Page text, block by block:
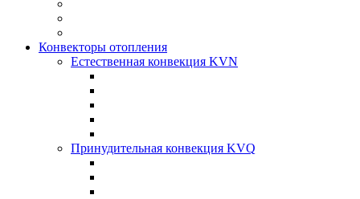
Конвекторы отопления
Естественная конвекция KVN
Принудительная конвекция KVQ